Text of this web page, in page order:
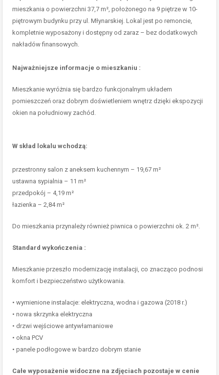
mieszkania o powierzchni 37,7 m², położonego na 9 piętrze w 10-
piętrowym budynku przy ul. Młynarskiej. Lokal jest po remoncie,
kompletnie wyposażony i dostępny od zaraz – bez dodatkowych
nakładów finansowych.
Najważniejsze informacje o mieszkaniu :
Mieszkanie wyróżnia się bardzo funkcjonalnym układem
pomieszczeń oraz dobrym doświetleniem wnętrz dzięki ekspozycji
okien na południowy zachód.
W skład lokalu wchodzą:
przestronny salon z aneksem kuchennym – 19,67 m²
ustawna sypialnia – 11 m²
przedpokój – 4,19 m²
łazienka – 2,84 m²
Do mieszkania przynależy również piwnica o powierzchni ok. 2 m².
Standard wykończenia :
Mieszkanie przeszło modernizację instalacji, co znacząco podnosi
komfort i bezpieczeństwo użytkowania.
• wymienione instalacje: elektryczna, wodna i gazowa (2018 r.)
• nowa skrzynka elektryczna
• drzwi wejściowe antywłamaniowe
• okna PCV
• panele podłogowe w bardzo dobrym stanie
Całe wyposażenie widoczne na zdjęciach pozostaje w cenie